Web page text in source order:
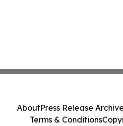
AboutPress Release Archive
Terms & Conditions